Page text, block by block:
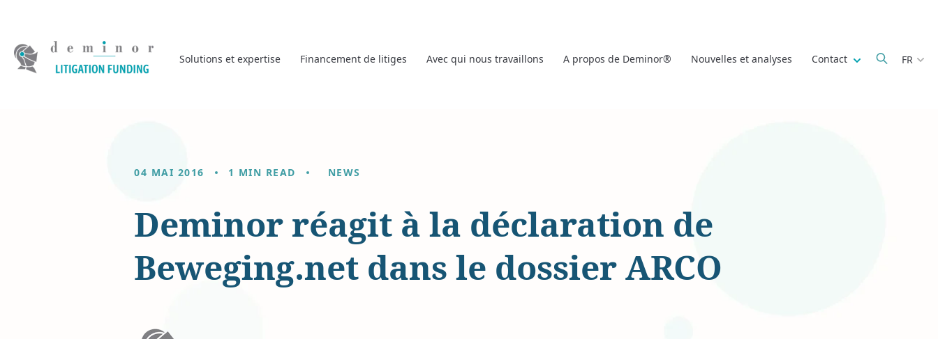
Solutions et expertise Financement de litiges Avec qui nous travaillons A propos de Deminor® Nouvelles et analyses Contact Show submenu
FR
04 MAI 2016 1 MIN READ NEWS
Deminor réagit à la déclaration de
Beweging.net dans le dossier ARCO